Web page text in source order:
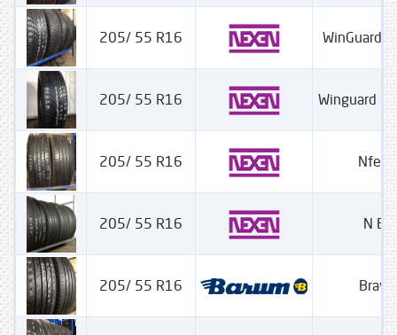
205/ 55 R16 WinGuard
205/ 55 R16 Winguard
205/ 55 R16 Nfera
205/ 55 R16 N
205/ 55 R16